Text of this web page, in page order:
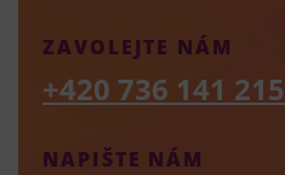
NAPIŠTE NÁM
ZAVOLEJTE NÁM
+420 736 141 215